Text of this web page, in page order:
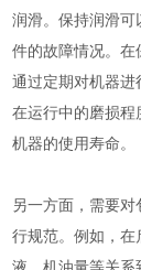
润滑。保持润滑可
件的故障情况。在
通过定期对机器进
在运行中的磨损程
机器的使用寿命。
另一方面，需要
行规范。例如，在